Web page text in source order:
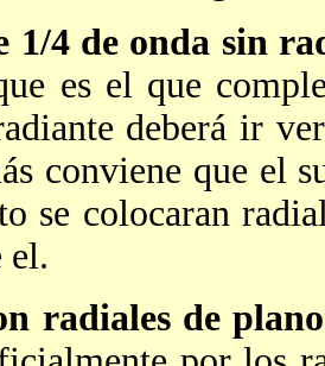
1/4 de onda sin
es el que
deberá ir
conviene que el
se colocaran
el.
radiales de